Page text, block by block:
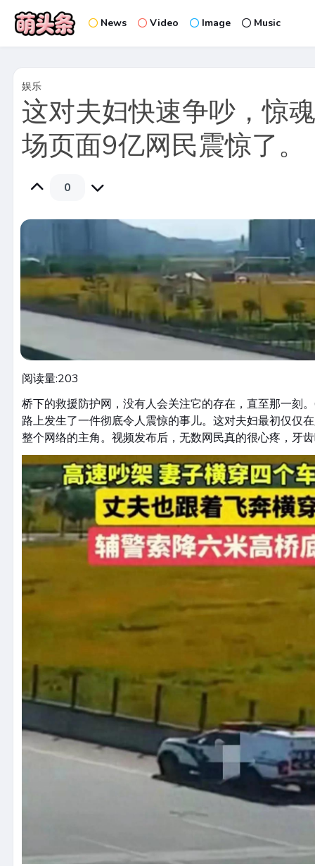
News Video Image Music
娱乐
这对夫妇快速争吵，惊
场页面9亿网民震惊了。
0
阅读量:203
桥下的救援防护网，没有人会关注它的存在，直至那一刻
路上发生了一件彻底令人震惊的事儿。这对夫妇最初仅仅
整个网络的主角。视频发布后，无数网民真的很心疼，牙